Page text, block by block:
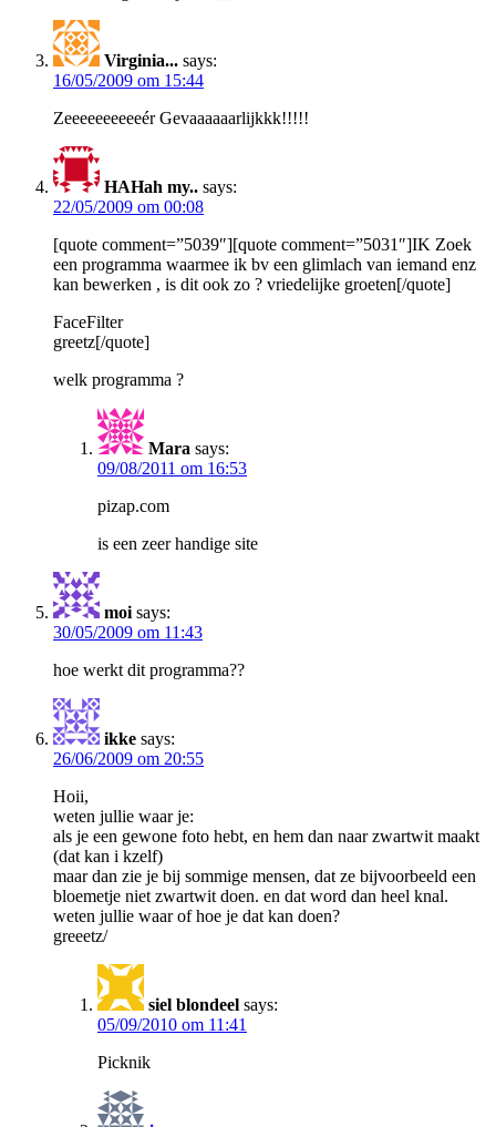
Virginia... says:
16/05/2009 om 15:44
Zeeeeeeeeeeér Gevaaaaaarlijkkk!!!!!
HAHah my.. says:
22/05/2009 om 00:08
[quote comment=”5039″][quote comment=”5031″]IK Zoek
een programma waarmee ik bv een glimlach van iemand enz
kan bewerken , is dit ook zo ? vriedelijke groeten[/quote]
FaceFilter
greetz[/quote]
welk programma ?
Mara says:
09/08/2011 om 16:53
pizap.com
is een zeer handige site
moi says:
30/05/2009 om 11:43
hoe werkt dit programma??
ikke says:
26/06/2009 om 20:55
Hoii,
weten jullie waar je:
als je een gewone foto hebt, en hem dan naar zwartwit maakt
(dat kan i kzelf)
maar dan zie je bij sommige mensen, dat ze bijvoorbeeld een
bloemetje niet zwartwit doen. en dat word dan heel knal.
weten jullie waar of hoe je dat kan doen?
greeetz/
siel blondeel says:
05/09/2010 om 11:41
Picknik